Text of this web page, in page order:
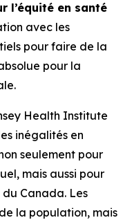
l’équité en santé
avec les
pour faire de la
pour la
Health Institute
inégalités en
seulement pour
mais aussi pour
Canada. Les
la population, mais